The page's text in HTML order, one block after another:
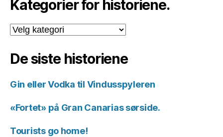
Kategorier for historiene.
Kategorier
for
De siste historiene
Gin eller Vodka til Vindusspyleren
«Fortet» på Gran Canarias sørside.
Tourists go home!